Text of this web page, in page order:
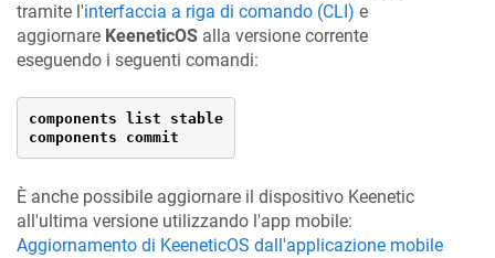
tramite l'interfaccia a riga di comando (CLI) e
aggiornare KeeneticOS alla versione corrente
eseguendo i seguenti comandi:
components list stable
components commit
È anche possibile aggiornare il dispositivo Keenetic
all'ultima versione utilizzando l'app mobile:
Aggiornamento di KeeneticOS dall'applicazione mobile